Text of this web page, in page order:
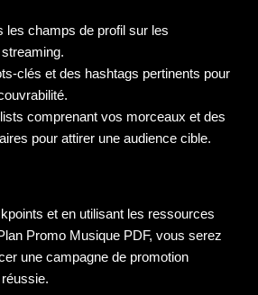
les champs de profil sur les
clés et des hashtags pertinents pour
comprenant vos morceaux et des
pour attirer une audience cible.
et en utilisant les ressources
Promo Musique PDF, vous serez
une campagne de promotion